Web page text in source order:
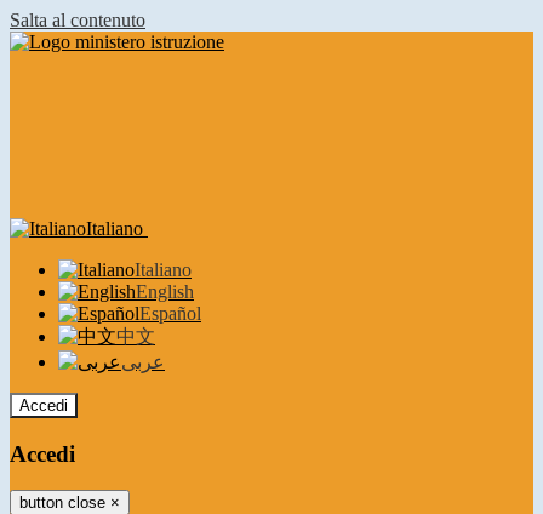
Salta al contenuto
Italiano
Italiano
English
Español
中文
عربى
Accedi
Accedi
button close ×